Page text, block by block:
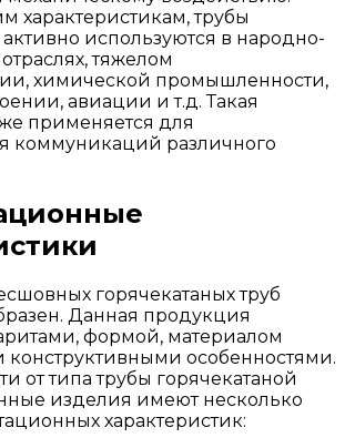
характеристикам, трубы
используются в народно-
тяжелом
химической промышленности,
авиации и т.д. Такая
применяется для
коммуникаций различного
горячекатаных труб
Данная продукция
формой, материалом
конструктивными особенностями.
от типа трубы горячекатаной
изделия имеют несколько
характеристик: